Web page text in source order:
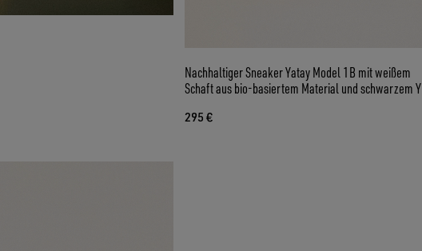
Nachhaltiger Sneaker Yatay Model 1B mit weißem
Schaft aus bio-basiertem Material und schwarzem Y
295 €